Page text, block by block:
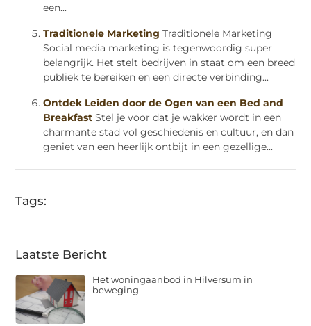
een...
Traditionele Marketing Traditionele Marketing
Social media marketing is tegenwoordig super
belangrijk. Het stelt bedrijven in staat om een breed
publiek te bereiken en een directe verbinding...
Ontdek Leiden door de Ogen van een Bed and
Breakfast Stel je voor dat je wakker wordt in een
charmante stad vol geschiedenis en cultuur, en dan
geniet van een heerlijk ontbijt in een gezellige...
Tags:
Laatste Bericht
Het woningaanbod in Hilversum in
beweging